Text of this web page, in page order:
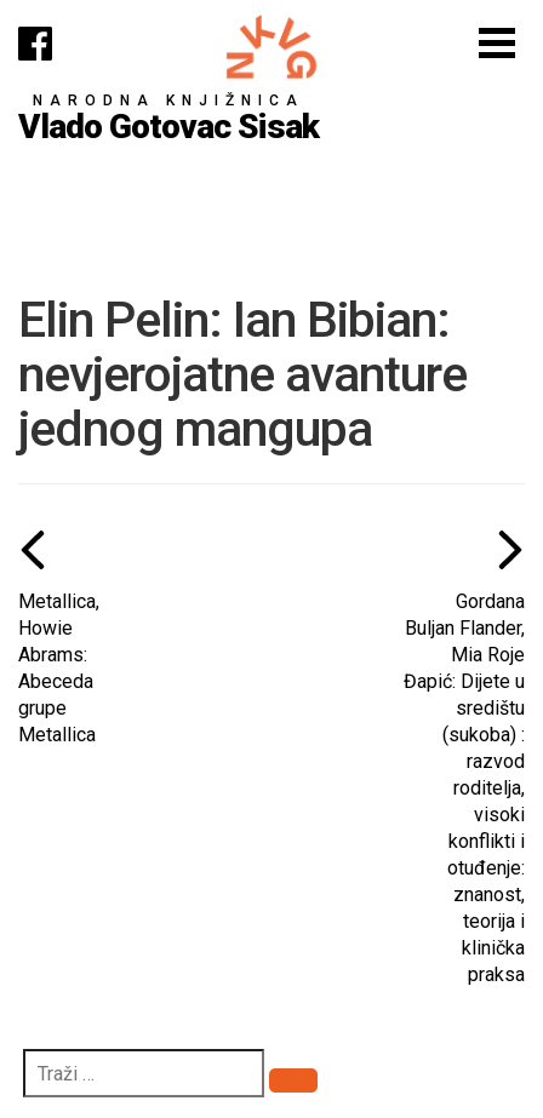
NARODNA KNJIŽNICA
Vlado Gotovac Sisak
Elin Pelin: Ian Bibian:
nevjerojatne avanture
jednog mangupa
Metallica,
Howie
Abrams:
Abeceda
grupe
Metallica
Gordana
Buljan Flander,
Mia Roje
Đapić: Dijete u
središtu
(sukoba) :
razvod
roditelja,
visoki
konflikti i
otuđenje:
znanost,
teorija i
klinička
praksa
Pretraži